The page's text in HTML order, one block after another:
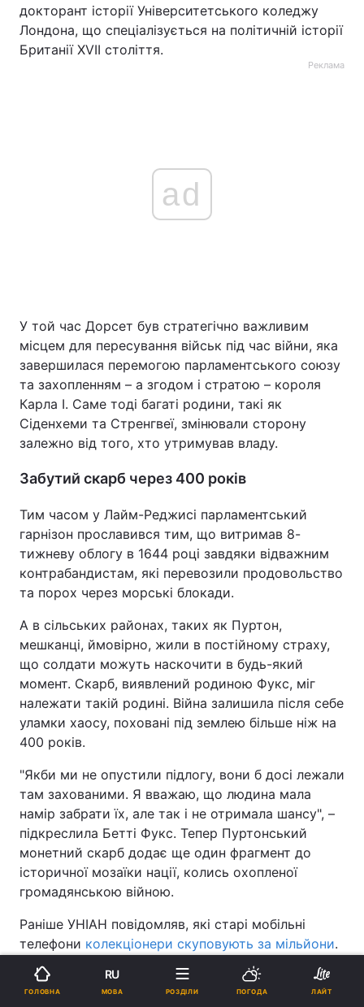
докторант історії Університетського коледжу
Лондона, що спеціалізується на політичній історії
Британії XVII століття.
Реклама
ad
У той час Дорсет був стратегічно важливим
місцем для пересування військ під час війни, яка
завершилася перемогою парламентського союзу
та захопленням – а згодом і стратою – короля
Карла I. Саме тоді багаті родини, такі як
Сіденхеми та Стренгвеї, змінювали сторону
залежно від того, хто утримував владу.
Забутий скарб через 400 років
Тим часом у Лайм-Реджисі парламентський
гарнізон прославився тим, що витримав 8-
тижневу облогу в 1644 році завдяки відважним
контрабандистам, які перевозили продовольство
та порох через морські блокади.
А в сільських районах, таких як Пуртон,
мешканці, ймовірно, жили в постійному страху,
що солдати можуть наскочити в будь-який
момент. Скарб, виявлений родиною Фукс, міг
належати такій родині. Війна залишила після себе
уламки хаосу, поховані під землею більше ніж на
400 років.
"Якби ми не опустили підлогу, вони б досі лежали
там захованими. Я вважаю, що людина мала
намір забрати їх, але так і не отримала шансу", –
підкреслила Бетті Фукс. Тепер Пуртонський
монетний скарб додає ще один фрагмент до
історичної мозаїки нації, колись охопленої
громадянською війною.
Раніше УНІАН повідомляв, які старі мобільні
телефони колекціонери скуповують за мільйони.
Реклама
ГОЛОВНА
RU
МОВА РОЗДІЛИ ПОГОДА ЛАЙТ